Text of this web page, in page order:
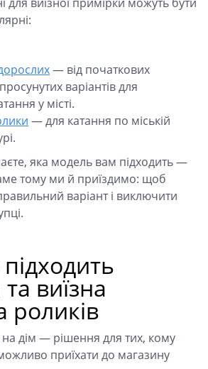
— від початкових
варіантів для
у місті.
— для катання по міській
яка модель вам підходить —
тому ми й приїздимо: щоб
варіант і виключити
виїзна
роликів
на дім — рішення для тих, кому
приїхати до магазину